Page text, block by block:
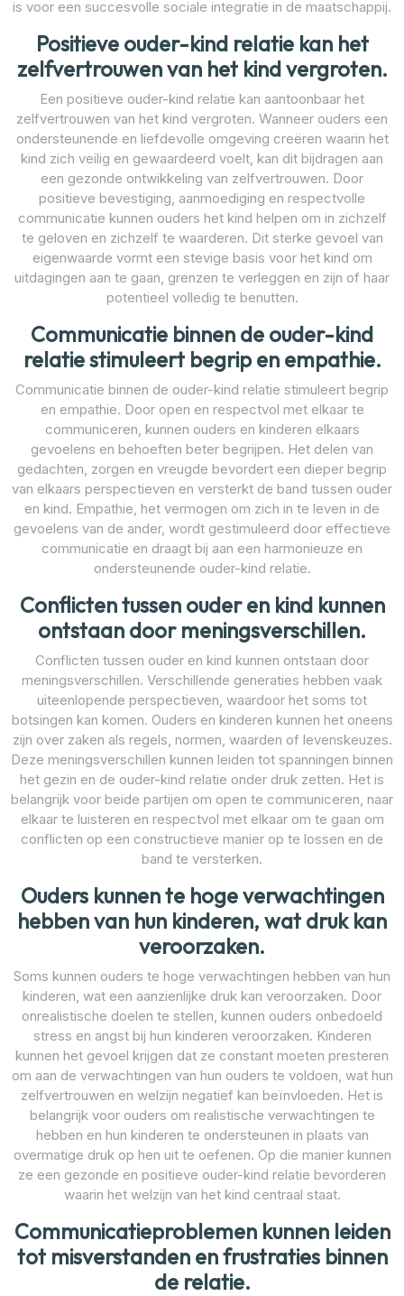
is voor een succesvolle sociale integratie in de maatschappij.
Positieve ouder-kind relatie kan het
zelfvertrouwen van het kind vergroten.
Een positieve ouder-kind relatie kan aantoonbaar het
zelfvertrouwen van het kind vergroten. Wanneer ouders een
ondersteunende en liefdevolle omgeving creëren waarin het
kind zich veilig en gewaardeerd voelt, kan dit bijdragen aan
een gezonde ontwikkeling van zelfvertrouwen. Door
positieve bevestiging, aanmoediging en respectvolle
communicatie kunnen ouders het kind helpen om in zichzelf
te geloven en zichzelf te waarderen. Dit sterke gevoel van
eigenwaarde vormt een stevige basis voor het kind om
uitdagingen aan te gaan, grenzen te verleggen en zijn of haar
potentieel volledig te benutten.
Communicatie binnen de ouder-kind
relatie stimuleert begrip en empathie.
Communicatie binnen de ouder-kind relatie stimuleert begrip
en empathie. Door open en respectvol met elkaar te
communiceren, kunnen ouders en kinderen elkaars
gevoelens en behoeften beter begrijpen. Het delen van
gedachten, zorgen en vreugde bevordert een dieper begrip
van elkaars perspectieven en versterkt de band tussen ouder
en kind. Empathie, het vermogen om zich in te leven in de
gevoelens van de ander, wordt gestimuleerd door effectieve
communicatie en draagt bij aan een harmonieuze en
ondersteunende ouder-kind relatie.
Conflicten tussen ouder en kind kunnen
ontstaan door meningsverschillen.
Conflicten tussen ouder en kind kunnen ontstaan door
meningsverschillen. Verschillende generaties hebben vaak
uiteenlopende perspectieven, waardoor het soms tot
botsingen kan komen. Ouders en kinderen kunnen het oneens
zijn over zaken als regels, normen, waarden of levenskeuzes.
Deze meningsverschillen kunnen leiden tot spanningen binnen
het gezin en de ouder-kind relatie onder druk zetten. Het is
belangrijk voor beide partijen om open te communiceren, naar
elkaar te luisteren en respectvol met elkaar om te gaan om
conflicten op een constructieve manier op te lossen en de
band te versterken.
Ouders kunnen te hoge verwachtingen
hebben van hun kinderen, wat druk kan
veroorzaken.
Soms kunnen ouders te hoge verwachtingen hebben van hun
kinderen, wat een aanzienlijke druk kan veroorzaken. Door
onrealistische doelen te stellen, kunnen ouders onbedoeld
stress en angst bij hun kinderen veroorzaken. Kinderen
kunnen het gevoel krijgen dat ze constant moeten presteren
om aan de verwachtingen van hun ouders te voldoen, wat hun
zelfvertrouwen en welzijn negatief kan beïnvloeden. Het is
belangrijk voor ouders om realistische verwachtingen te
hebben en hun kinderen te ondersteunen in plaats van
overmatige druk op hen uit te oefenen. Op die manier kunnen
ze een gezonde en positieve ouder-kind relatie bevorderen
waarin het welzijn van het kind centraal staat.
Communicatieproblemen kunnen leiden
tot misverstanden en frustraties binnen
de relatie.